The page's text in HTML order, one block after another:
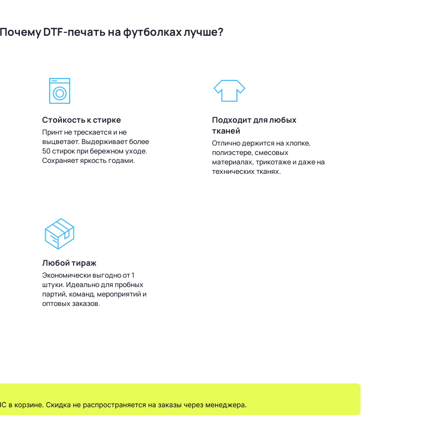
DTF-печать на футболках лучше?
Стойкость к стирке
Принт не трескается и не
выцветает. Выдерживает более
50 стирок при бережном уходе.
Сохраняет яркость годами.
Подходит для любых
тканей
Отлично держится на хлопке,
полиэстере, смесовых
материалах, трикотаже и даже на
технических тканях.
Любой тираж
Экономически выгодно от 1
штуки. Идеально для пробных
партий, команд, мероприятий и
оптовых заказов.